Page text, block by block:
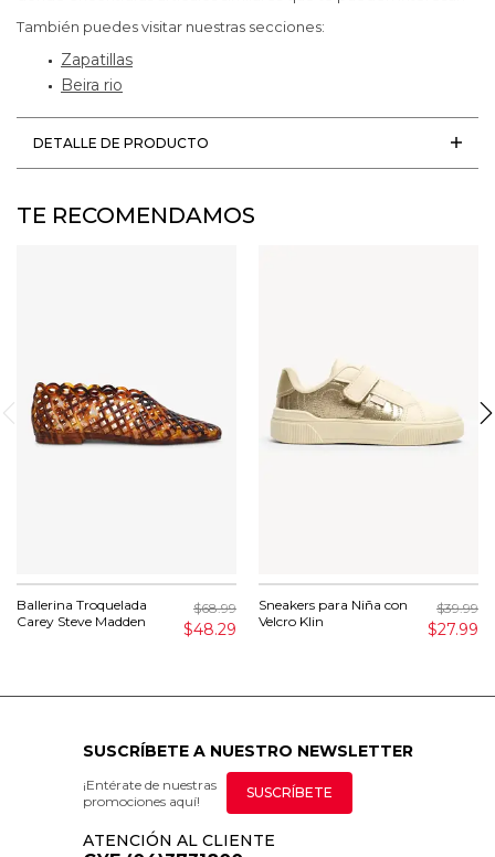
También puedes visitar nuestras secciones:
Zapatillas
Beira rio
DETALLE DE PRODUCTO
TE RECOMENDAMOS
Ballerina Troquelada
Carey Steve Madden
$68.99
$48.29
Sneakers para Niña con
Velcro Klin
$39.99
$27.99
SUSCRÍBETE A NUESTRO NEWSLETTER
¡Entérate de nuestras
promociones aquí!
SUSCRÍBETE
ATENCIÓN AL CLIENTE